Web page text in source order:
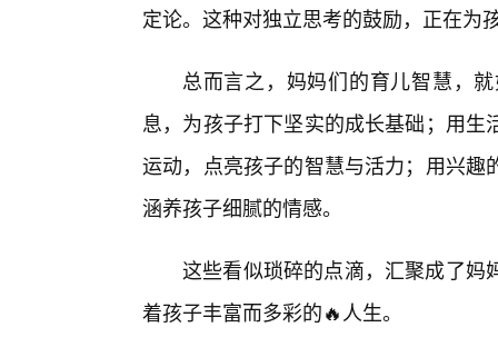
定论。这种对独立思考的鼓励，正在为
总而言之，妈妈们的育儿智慧，
息，为孩子打下坚实的成长基础；用
运动，点亮孩子的智慧与活力；用兴
涵养孩子细腻的情感。
这些看似琐碎的点滴，汇聚成了妈
着孩子丰富而多彩的🔥人生。